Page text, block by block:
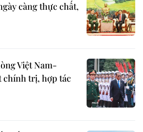
càng thực chất,
Việt Nam-
chính trị, hợp tác